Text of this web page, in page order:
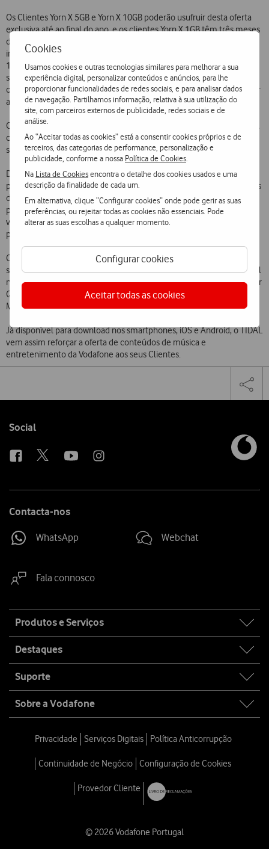
Cookies
Usamos cookies e outras tecnologias similares para melhorar a sua
experiência digital, personalizar conteúdos e anúncios, para lhe
proporcionar funcionalidades de redes sociais, e para analisar dados
de navegação. Partilhamos informação, relativa à sua utilização do
site, com parceiros externos de publicidade, redes sociais e de
análise.
Ao “Aceitar todas as cookies” está a consentir cookies próprios e de
terceiros, das categorias de performance, personalização e
publicidade, conforme a nossa Política de Cookies
Na Lista de Cookiesencontra o detalhe dos cookies usados e uma
descrição da finalidade de cada um.
Em alternativa, clique “Configurar cookies” onde pode gerir as suas
preferências, ou rejeitar todas as cookies não essenciais. Pode
alterar as suas escolhas a qualquer momento.
Configurar cookies
Aceitar todas as cookies
Os Clientes Yorn X 5GB e Yorn X 10GB poderão usufruir desta oferta
exclusiva até ao final do ano, e os clientes Yorn X 1GB têm três meses
de utilização gratuita. O processo de ativação deste serviço pode ser
iniciado emhttp://vfpt.pt/tidal
12345. Assim que se registarem, os Clientes terão total acesso ao
serviço TIDAL Premium e podem ouvir as suas músicas preferidas
online, sem anúncios, descarregar os temas para ouvir offline ou criar
as suas próprias playlists.
O TIDAL está igualmente disponível para todos os Clientes Vodafone,
com oferta do 1.º mês. Além do smartphone, este serviço de
streaming pode ser utilizado a partir do tablet, PC, Mac ou Smart Tv.
Disponível em 55 países, além do extenso catálogo musical, esta
plataforma criada e detida por artistas aproxima músicos e fãs através
de experiências de conteúdo original e eventos exclusivos. A
plataforma disponibiliza ainda uma enorme oferta de programas em
vídeo, podcasts, milhares de playlists curadas por especialistas e um
programa de descoberta de novos artistas intitulado TIDAL Rising.
Com o compromisso dos seus criadores de criar um modelo mais
sustentável para a indústria musical, o TIDAL também está disponível
na versão HiFi, que incluem gravações áudio de alta qualidade Master
Quality Authenticated (MQA), Sony 360 Reality Audio e Dolby Atmos
Music.
Já disponível para download nos smartphones, iOS e Android, o TIDAL
vem assim reforçar a oferta de conteúdos de música e
entretenimento da Vodafone aos seus Clientes.
social
Facebook
Follow
Social
Contacta-nos
WhatsApp Webchat
Fala connosco
map
Produtos e Serviços
Destaques
Suporte
Sobre a Vodafone
Privacidade Serviços Digitais Política Anticorrupção
Continuidade de Negócio Configuração de Cookies
Provedor Cliente
© 2026 Vodafone Portugal